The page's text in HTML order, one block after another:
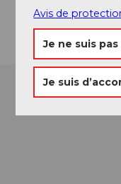
Arrivée
Avis de
Je ne suis pas
Je suis